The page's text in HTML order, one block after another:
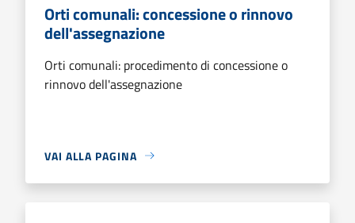
Orti comunali: concessione o rinnovo
dell'assegnazione
Orti comunali: procedimento di concessione o
rinnovo dell'assegnazione
VAI ALLA PAGINA